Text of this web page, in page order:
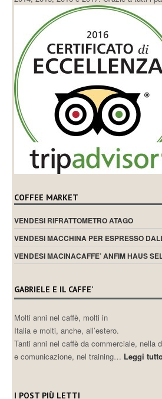
COFFEE MARKET
VENDESI RIFRATTOMETRO ATAGO
VENDESI MACCHINA PER ESPRESSO
VENDESI MACINACAFFE’ ANFIM HAUS
GABRIELE E IL CAFFE’
Molti anni nel caffè, molti in
Italia e molti, anche, all’estero.
Tanti anni nel caffè da commerciale, nella
e comunicazione, nel training… Leggi
I POST PIÙ LETTI